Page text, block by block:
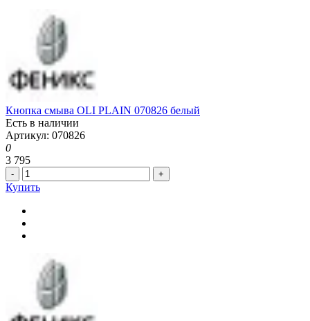
Кнопка смыва OLI PLAIN 070826 белый
Есть в наличии
Артикул: 070826
0
3 795
- +
Купить